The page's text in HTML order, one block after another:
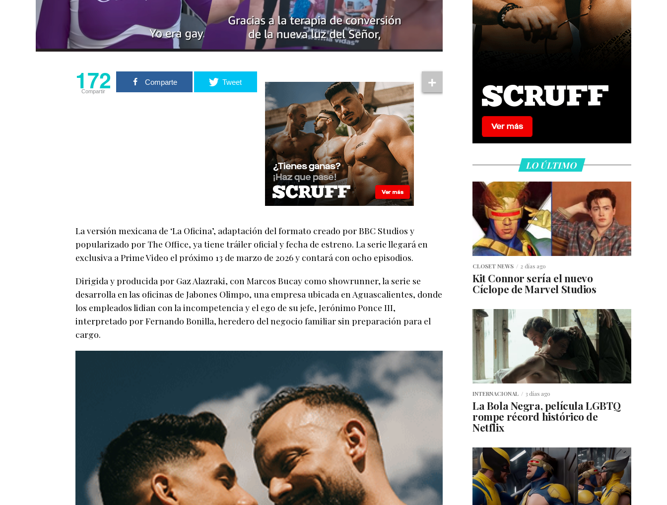
172
Compartir
Comparte Tweet
La versión mexicana de ‘La Oficina’, adaptación del formato creado por BBC Studios y
popularizado por The Office, ya tiene tráiler oficial y fecha de estreno. La serie llegará en
exclusiva a Prime Video el próximo 13 de marzo de 2026 y contará con ocho episodios.
Dirigida y producida por Gaz Alazraki, con Marcos Bucay como showrunner, la serie se
desarrolla en las oficinas de Jabones Olimpo, una empresa ubicada en Aguascalientes, donde
los empleados lidian con la incompetencia y el ego de su jefe, Jerónimo Ponce III,
interpretado por Fernando Bonilla, heredero del negocio familiar sin preparación para el
cargo.
LO ÚLTIMO
CLOSET NEWS 2 días ago
Kit Connor sería el nuevo
Cíclope de Marvel Studios
INTERNACIONAL 3 días ago
La Bola Negra, película LGBTQ
rompe récord histórico de
Netflix